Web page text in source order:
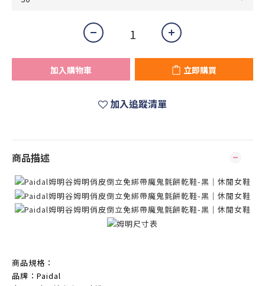
加入購物車 立即購買
加入追蹤清單
商品描述
商品規格：
品牌：Paidal